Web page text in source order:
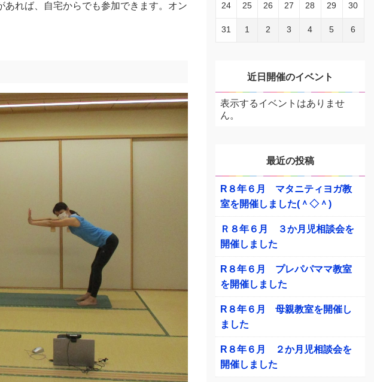
れば、自宅からでも参加できます。オン
24 25 26 27 28 29 30
31 1 2 3 4 5 6
近日開催のイベント
表示するイベントはありませ
ん。
最近の投稿
R８年６月 マタニティヨガ教
室を開催しました(＾◇＾)
Ｒ８年６月 ３か月児相談会を
開催しました
R８年６月 プレパパママ教室
を開催しました
R８年６月 母親教室を開催し
ました
R８年６月 ２か月児相談会を
開催しました